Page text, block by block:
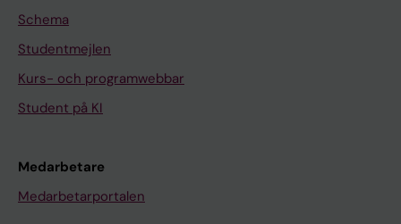
Schema
Studentmejlen
Kurs- och programwebbar
Student på KI
Medarbetare
Medarbetarportalen